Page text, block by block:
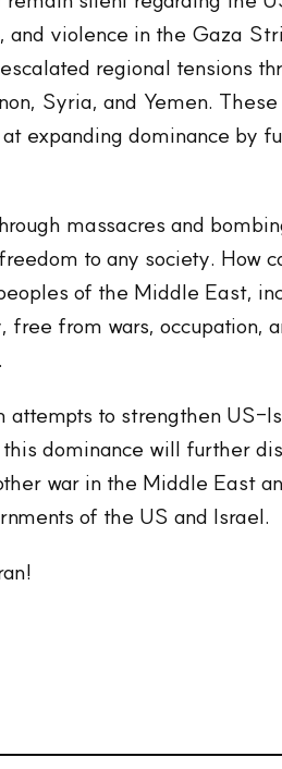
violence in the Gaza
regional tensions
Syria, and Yemen.
expanding dominance by
massacres and
to any society. How
of the Middle East,
from wars, occupation,
to strengthen US-
dominance will further
war in the Middle East
of the US and Israel.